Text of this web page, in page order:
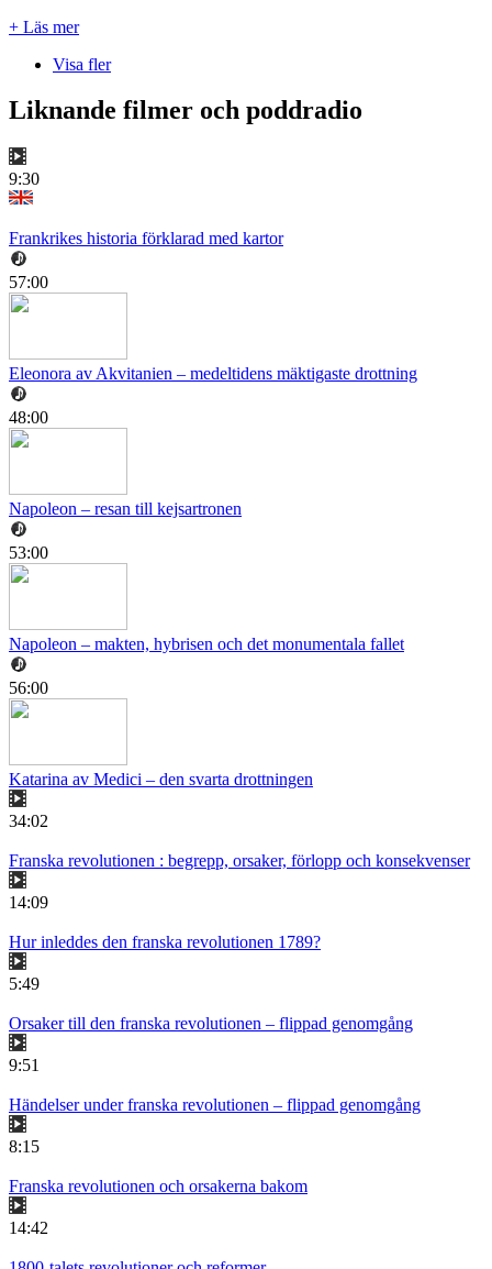
+ Läs mer
Visa fler
Liknande filmer och poddradio
9:30
Frankrikes historia förklarad med kartor
57:00
Eleonora av Akvitanien – medeltidens mäktigaste drottning
48:00
Napoleon – resan till kejsartronen
53:00
Napoleon – makten, hybrisen och det monumentala fallet
56:00
Katarina av Medici – den svarta drottningen
34:02
Franska revolutionen : begrepp, orsaker, förlopp och konsekvenser
14:09
Hur inleddes den franska revolutionen 1789?
5:49
Orsaker till den franska revolutionen – flippad genomgång
9:51
Händelser under franska revolutionen – flippad genomgång
8:15
Franska revolutionen och orsakerna bakom
14:42